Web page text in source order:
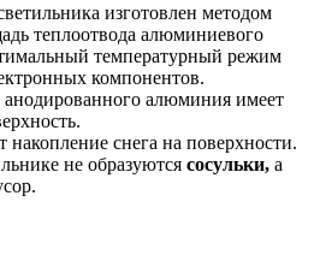
изготовлен методом
теплоотвода алюминиевого
температурный режим
компонентов.
алюминия имеет
снега на поверхности.
не образуются сосульки, а